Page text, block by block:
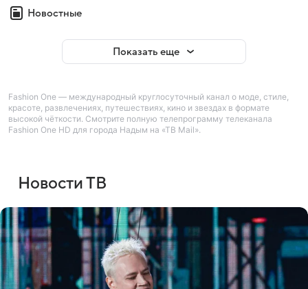
Новостные
Показать еще
Fashion One — международный круглосуточный канал о моде, стиле,
красоте, развлечениях, путешествиях, кино и звездах в формате
высокой чёткости. Смотрите полную телепрограмму телеканала
Fashion One HD для города Надым на «ТВ Mail».
Новости ТВ